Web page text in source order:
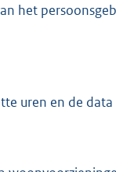
het
uren en de